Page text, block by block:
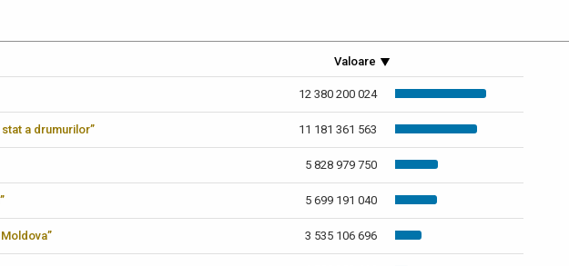
Valoare
12 380 200 024
a drumurilor” 11 181 361 563
5 828 979 750
5 699 191 040
3 535 106 696